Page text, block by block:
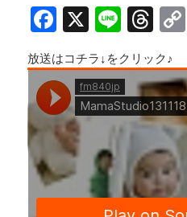
F
a
c
e
b
o
o
k
X Li
n
e
T
h
r
e
a
d
s
放送はコチラ↓をクリック♪